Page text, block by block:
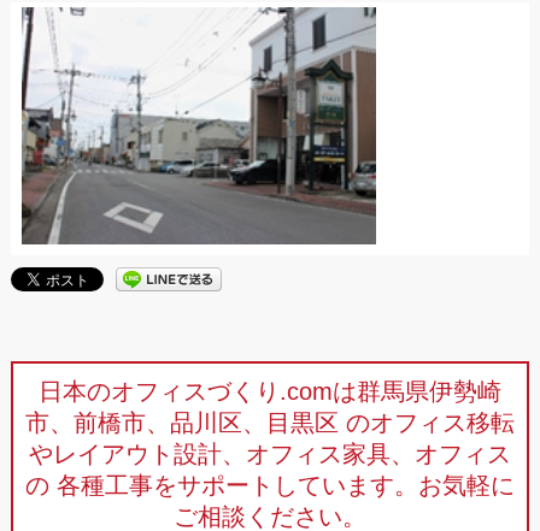
日本のオフィスづくり.comは群馬県伊勢崎
市、前橋市、品川区、目黒区 のオフィス移転
やレイアウト設計、オフィス家具、オフィス
の 各種工事をサポートしています。お気軽に
ご相談ください。